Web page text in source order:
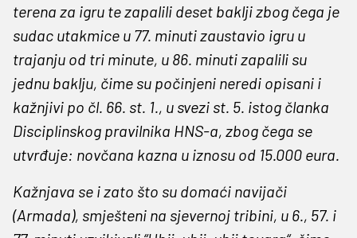
terena za igru te zapalili deset baklji zbog čega je
sudac utakmice u 77. minuti zaustavio igru u
trajanju od tri minute, u 86. minuti zapalili su
jednu baklju, čime su počinjeni neredi opisani i
kažnjivi po čl. 66. st. 1., u svezi st. 5. istog članka
Disciplinskog pravilnika HNS-a, zbog čega se
utvrđuje: novčana kazna u iznosu od 15.000 eura.
Kažnjava se i zato što su domaći navijači
(Armada), smješteni na sjevernoj tribini, u 6., 57. i